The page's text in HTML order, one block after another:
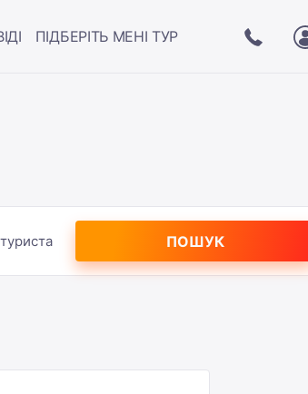
ПІДБЕРІТЬ МЕНІ ТУР
ПОШУК